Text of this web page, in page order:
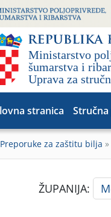
stranica
Preporuke za zaštitu bilja »
ŽUPANIJA: